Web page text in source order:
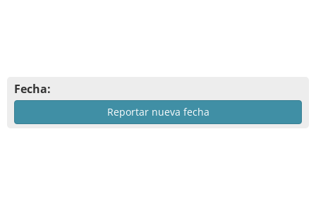
Fecha:
Reportar nueva fecha